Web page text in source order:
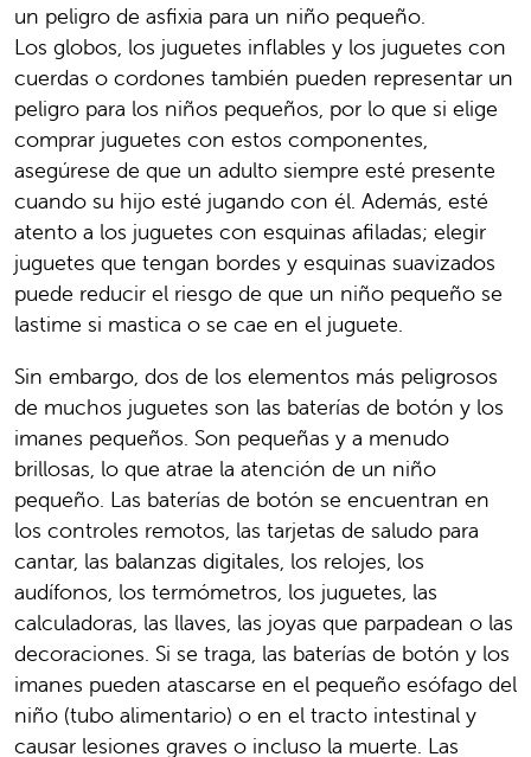
un peligro de asfixia para un niño pequeño.
Los globos, los juguetes inflables y los juguetes con
cuerdas o cordones también pueden representar un
peligro para los niños pequeños, por lo que si elige
comprar juguetes con estos componentes,
asegúrese de que un adulto siempre esté presente
cuando su hijo esté jugando con él. Además, esté
atento a los juguetes con esquinas afiladas; elegir
juguetes que tengan bordes y esquinas suavizados
puede reducir el riesgo de que un niño pequeño se
lastime si mastica o se cae en el juguete.
Sin embargo, dos de los elementos más peligrosos
de muchos juguetes son las baterías de botón y los
imanes pequeños. Son pequeñas y a menudo
brillosas, lo que atrae la atención de un niño
pequeño. Las baterías de botón se encuentran en
los controles remotos, las tarjetas de saludo para
cantar, las balanzas digitales, los relojes, los
audífonos, los termómetros, los juguetes, las
calculadoras, las llaves, las joyas que parpadean o las
decoraciones. Si se traga, las baterías de botón y los
imanes pueden atascarse en el pequeño esófago del
niño (tubo alimentario) o en el tracto intestinal y
causar lesiones graves o incluso la muerte. Las